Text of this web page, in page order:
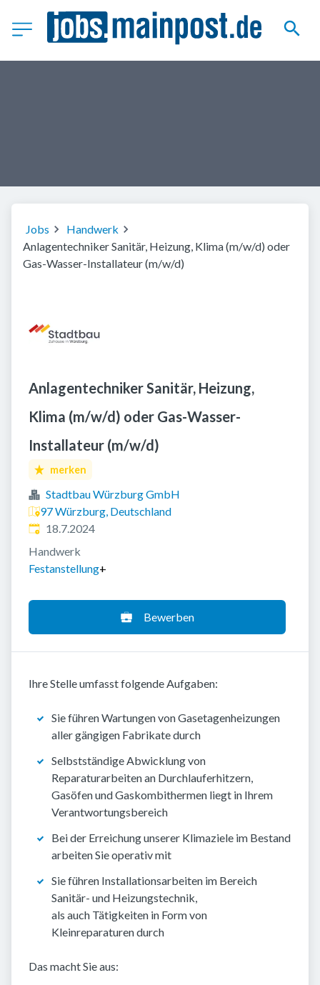
Jobs
Handwerk
Anlagentechniker Sanitär, Heizung, Klima (m/w/d) oder
Gas-Wasser-Installateur (m/w/d)
Anlagentechniker Sanitär, Heizung,
Klima (m/w/d) oder Gas-Wasser-
Installateur (m/w/d)
merken
Stadtbau Würzburg GmbH
97 Würzburg, Deutschland
Veröffentlicht
18.7.2024
Handwerk
Festanstellung+
Bewerben
Ihre Stelle umfasst folgende Aufgaben:
Sie führen Wartungen von Gasetagenheizungen
aller gängigen Fabrikate durch
Selbstständige Abwicklung von
Reparaturarbeiten an Durchlauferhitzern,
Gasöfen und Gaskombithermen liegt in Ihrem
Verantwortungsbereich
Bei der Erreichung unserer Klimaziele im Bestand
arbeiten Sie operativ mit
Sie führen Installationsarbeiten im Bereich
Sanitär- und Heizungstechnik,
als auch Tätigkeiten in Form von
Kleinreparaturen durch
Das macht Sie aus: